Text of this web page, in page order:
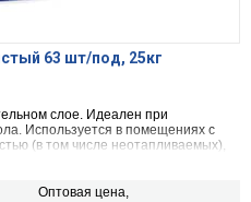
63 шт/под, 25кг
слое. Идеален при
Используется в помещениях с
(в том числе неотапливаемых),
Оптовая цена,